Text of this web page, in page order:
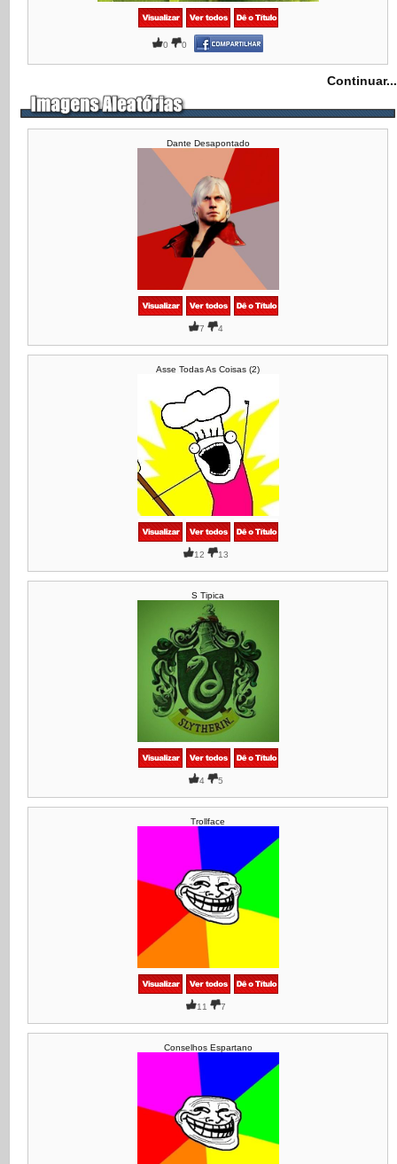
0 0
Continuar...
Dante Desapontado
7 4
Asse Todas As Coisas (2)
12 13
S Tipica
4 5
Trollface
11 7
Conselhos Espartano